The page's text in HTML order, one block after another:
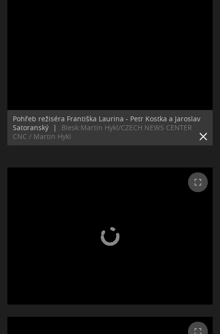
Pohřeb režiséra Františka Laurina - Petr Kostka a Jaroslav
Satoranský
|
Blesk:Martin Hykl/CZECH NEWS CENTER
CNC / Martin Hykl